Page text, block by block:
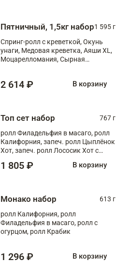
Пятничный, 1,5кг набор1 595 г
Спринг-ролл с креветкой, Окунь
унаги, Медовая креветка, Аяши XL,
Моцарелломания, Сырная
2 614 ₽ В корзину
Топ сет набор
767 г
ролл Филадельфия в масаго, ролл
Калифорния, запеч. ролл Цыплёнок
Хот, запеч. ролл Лососик Хот с
1 805 ₽ В корзину
Монако набор
613 г
ролл Калифорния, ролл
Филадельфия в масаго, ролл с
огурцом, ролл Крабик
1 296 ₽ В корзину